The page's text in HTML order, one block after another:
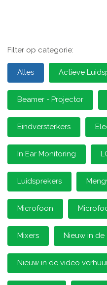
Filter op categorie:
Alles Actieve
Beamer - Projector
Eindversterkers
In Ear Monitoring
Luidsprekers
Microfoon
Mixers Nieuw in
Nieuw in de video